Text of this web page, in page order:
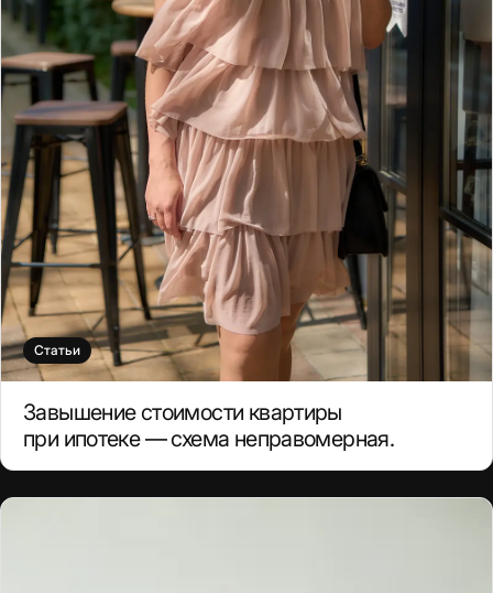
Статьи
Завышение стоимости квартиры
при ипотеке — схема неправомерная.